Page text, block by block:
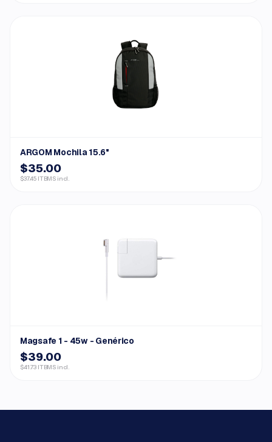
ARGOM Mochila 15.6"
$35.00
$37.45 ITBMS incl.
Magsafe 1 - 45w - Genérico
$39.00
$41.73 ITBMS incl.